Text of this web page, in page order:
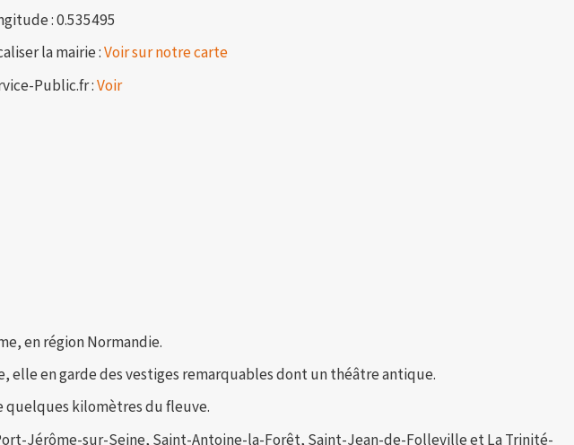
: 0.535495
la mairie :Voir sur notre carte
Public.fr :Voir
en région Normandie.
en garde des vestiges remarquables dont un théâtre antique.
quelques kilomètres du fleuve.
Jérôme-sur-Seine, Saint-Antoine-la-Forêt, Saint-Jean-de-Folleville et La Trinité-